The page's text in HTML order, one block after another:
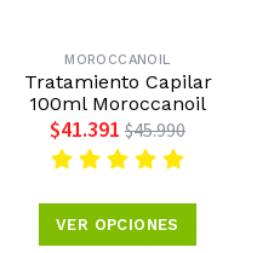
MOROCCANOIL
Tratamiento Capilar
100ml Moroccanoil
$41.391 $45.990
VER OPCIONES